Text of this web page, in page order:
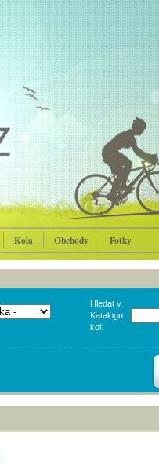
Kola Obchody Fotky
Hledat v
Katalogu
kol: